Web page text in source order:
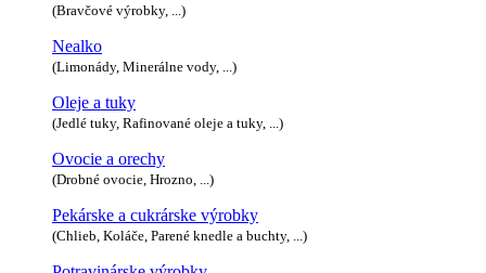
(Bravčové výrobky, ...)
Nealko
(Limonády, Minerálne vody, ...)
Oleje a tuky
(Jedlé tuky, Rafinované oleje a tuky, ...)
Ovocie a orechy
(Drobné ovocie, Hrozno, ...)
Pekárske a cukrárske výrobky
(Chlieb, Koláče, Parené knedle a buchty, ...)